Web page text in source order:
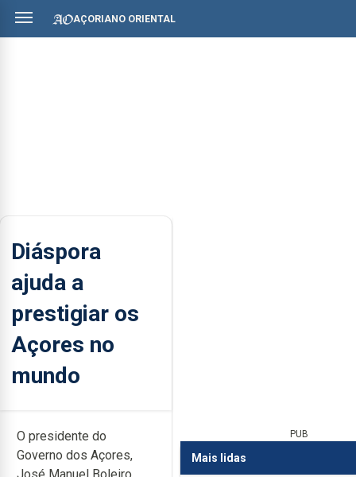
AÇORIANO ORIENTAL
Diáspora
ajuda a
prestigiar os
Açores no
mundo
O presidente do
Governo dos Açores,
PUB
Mais lidas